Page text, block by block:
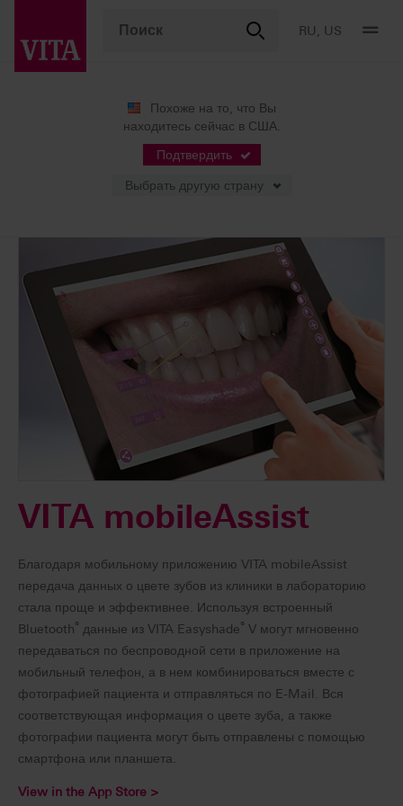
RU, US
Похоже на то, что Вы
находитесь сейчас в США.
Подтвердить
Выбрать другую страну
Определение цвета
Цифровые решения
VITA mobileAssist & VITA mobileAssist +
VITA mobileAssist
Благодаря мобильному приложению VITA mobileAssist
передача данных о цвете зубов из клиники в лабораторию
стала проще и эффективнее. Используя встроенный
Bluetooth ® данные из VITA Easyshade ® V могут мгновенно
передаваться по беспроводной сети в приложение на
мобильный телефон, а в нем комбинироваться вместе с
фотографией пациента и отправляться по E-Mail. Вся
соответствующая информация о цвете зуба, а также
фотографии пациента могут быть отправлены с помощью
смартфона или планшета.
View in the App Store >